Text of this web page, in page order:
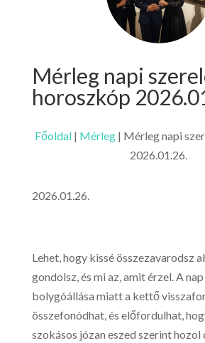
Mérleg napi
horoszkóp
Főoldal| Mérleg| Mérleg napi
2026.01.26.
2026.01.26.
Lehet, hogy kissé összezavarodsz
gondolsz, és mi az, amit érzel. A
bolygóállása miatt a kettő
összefonódhat, és előfordulhat,
szokásos józan eszed szerint hozol